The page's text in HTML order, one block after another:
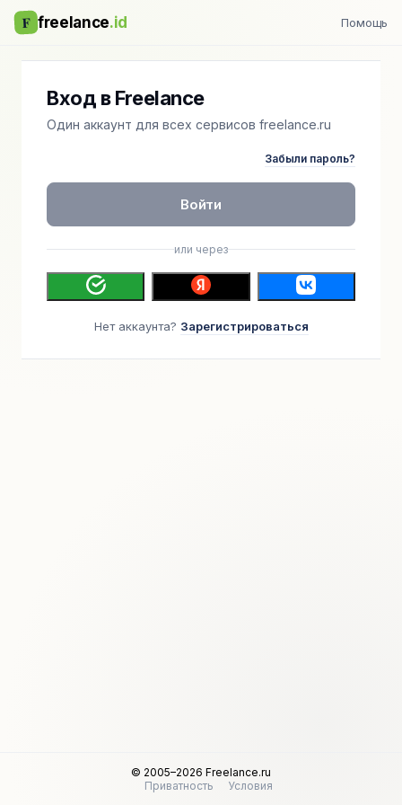
F freelance.id Помощь
Вход в Freelance
Один аккаунт для всех сервисов freelance.ru
Забыли пароль?
Войти
или через
Нет аккаунта? Зарегистрироваться
© 2005–2026 Freelance.ru
Приватность
Условия